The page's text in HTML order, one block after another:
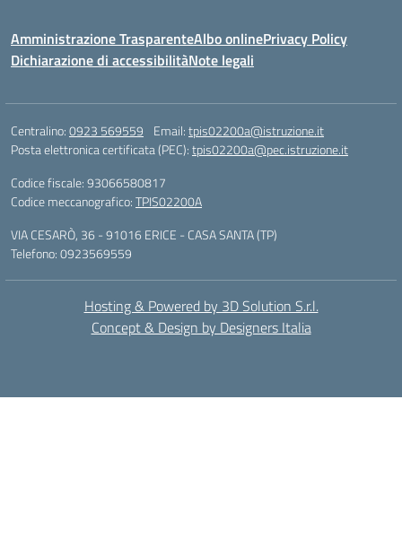
Amministrazione TrasparenteAlbo onlinePrivacy Policy
Dichiarazione di accessibilitàNote legali
Centralino:0923 569559 Email:tpis02200a@istruzione.it
Posta elettronica certificata (PEC):tpis02200a@pec.istruzione.it
Codice fiscale: 93066580817
Codice meccanografico:TPIS02200A
VIA CESARÒ, 36 - 91016 ERICE - CASA SANTA (TP)
Telefono: 0923569559
Hosting & Powered by 3D Solution S.r.l.
Concept & Design by Designers Italia